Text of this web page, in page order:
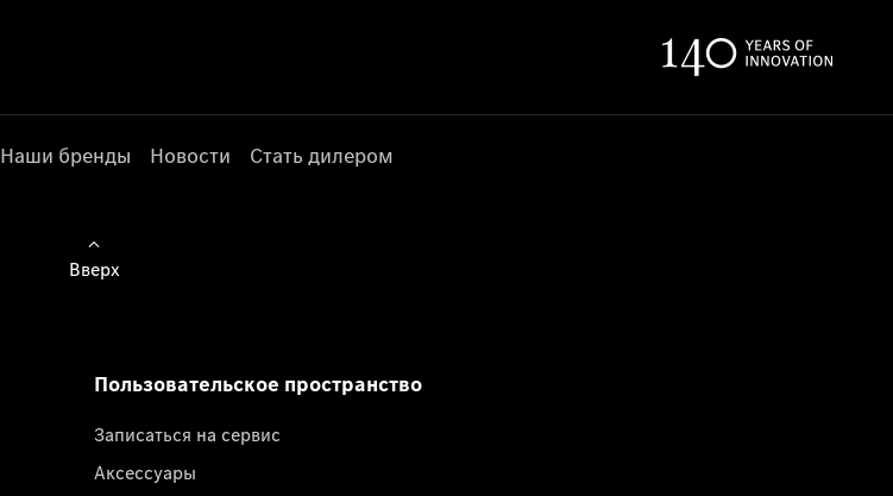
Наши бренды Новости Стать дилером
Вверх
Пользовательское пространство
Записаться на сервис
Аксессуары